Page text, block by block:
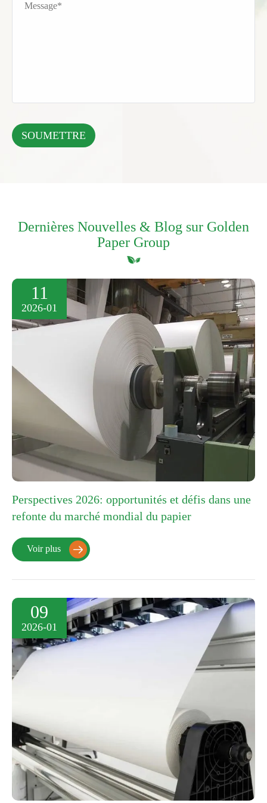
Dernières Nouvelles & Blog sur Golden
Paper Group
11
2026-01
Perspectives 2026: opportunités et défis dans une
refonte du marché mondial du papier
Voir plus 
09
2026-01